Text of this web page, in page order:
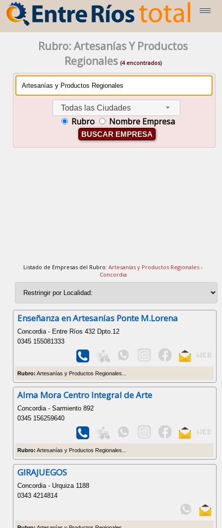
Rubro: Artesanías Y Productos
Regionales(4 encontrados)
Todas las Ciudades
Rubro Nombre Empresa
BUSCAR EMPRESA
Listado de Empresas del Rubro:Artesanías y Productos Regionales -
Concordia
Enseñanza en Artesanías Ponte M.Lorena
Concordia - Entre Ríos 432 Dpto.12
0345 155081333
Rubro: Artesanías y Productos Regionales...
Alma Mora Centro Integral de Arte
Concordia - Sarmiento 892
0345 156259640
Rubro: Artesanías y Productos Regionales...
GIRAJUEGOS
Concordia - Urquiza 1188
0343 4214814